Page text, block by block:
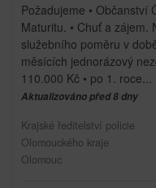
Požadujeme • Občanství
Maturitu. • Chuť a zájem.
služebního poměru v
měsících jednorázový
110.000 Kč • po 1. roce...
Aktualizováno před 8 dny
Krajské ředitelství policie
Olomouckého kraje
Olomouc